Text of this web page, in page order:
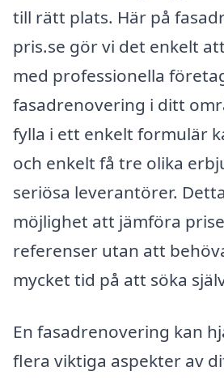
till rätt plats. Här på
pris.se gör vi det enkelt
med professionella
fasadrenovering i ditt
fylla i ett enkelt formulär
och enkelt få tre olika
seriösa leverantörer.
möjlighet att jämföra
referenser utan att
mycket tid på att söka
En fasadrenovering kan
flera viktiga aspekter av